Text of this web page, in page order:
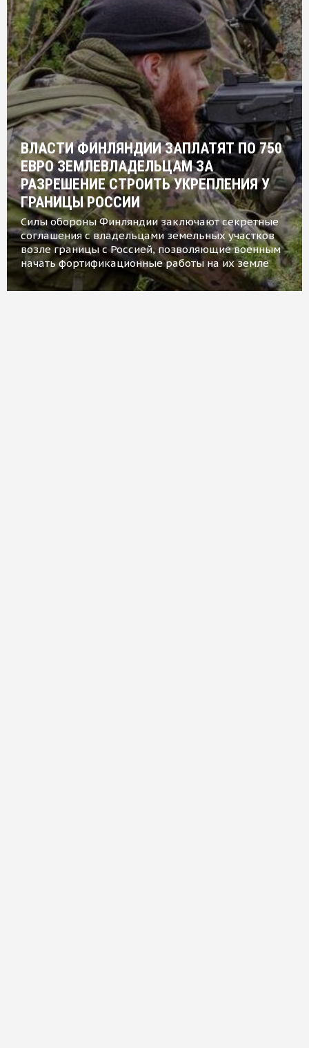
ВЛАСТИ ФИНЛЯНДИИ ЗАПЛАТЯТ ПО 750
ЕВРО ЗЕМЛЕВЛАДЕЛЬЦАМ ЗА
РАЗРЕШЕНИЕ СТРОИТЬ УКРЕПЛЕНИЯ У
ГРАНИЦЫ РОССИИ
Силы обороны Финляндии заключают секретные
соглашения с владельцами земельных участков
возле границы с Россией, позволяющие военным
начать фортификационные работы на их земле